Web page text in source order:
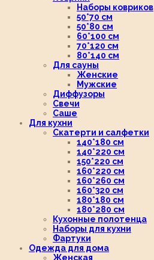
Наборы ковриков
50*70 см
50*80 см
60*100 см
70*120 см
80*140 см
Для сауны
Женские
Мужские
Диффузоры
Свечи
Саше
Для кухни
Скатерти и салфетки
140*180 см
140*220 см
150*220 см
160*220 см
160*260 см
160*320 см
180*180 см
180*280 см
Кухонные полотенца
Наборы для кухни
Фартуки
Одежда для дома
Женская